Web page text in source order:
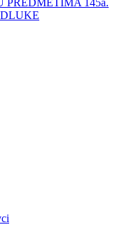
145a.